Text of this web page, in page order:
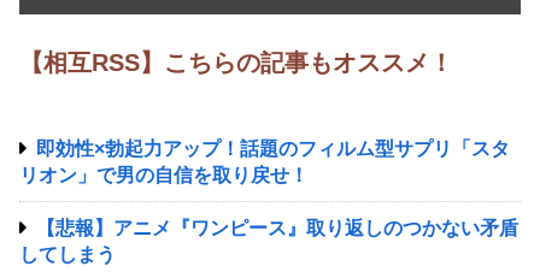
【相互RSS】こちらの記事もオススメ！
即効性×勃起力アップ！話題のフィルム型サプリ「スタ
リオン」で男の自信を取り戻せ！
【悲報】アニメ『ワンピース』取り返しのつかない矛盾
してしまう